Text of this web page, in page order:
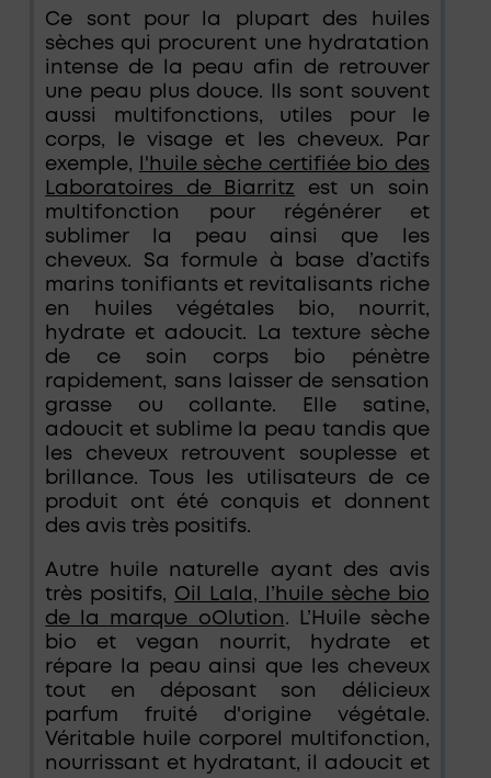
Ce sont pour la plupart des huiles
sèches qui procurent une hydratation
intense de la peau afin de retrouver
une peau plus douce. Ils sont souvent
aussi multifonctions, utiles pour le
corps, le visage et les cheveux. Par
exemple,
l'huile sèche certifiée bio des
Laboratoires de Biarritz est un soin
multifonction pour régénérer et
sublimer la peau ainsi que les
cheveux. Sa formule à base d’actifs
marins tonifiants et revitalisants riche
en huiles végétales bio, nourrit,
hydrate et adoucit. La texture sèche
de ce soin corps bio pénètre
rapidement, sans laisser de sensation
grasse ou collante. Elle satine,
adoucit et sublime la peau tandis que
les cheveux retrouvent souplesse et
brillance. Tous les utilisateurs de ce
produit ont été conquis et donnent
des avis très positifs.
Autre huile naturelle ayant des avis
très positifs, Oil Lala, l’huile sèche bio
de la marque oOlution. L’Huile sèche
bio et vegan nourrit, hydrate et
répare la peau ainsi que les cheveux
tout en déposant son délicieux
parfum fruité d'origine végétale.
Véritable huile corporel multifonction,
nourrissant et hydratant, il adoucit et